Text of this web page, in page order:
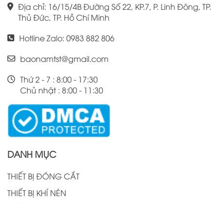
Địa chỉ: 16/15/4B Đường Số 22, KP.7, P. Linh Đông, TP.
Thủ Đức, TP. Hồ Chí Minh
Hotline Zalo: 0983 882 806
baonamtst@gmail.com
Thứ 2 - 7 : 8:00 - 17:30
Chủ nhật : 8:00 - 11:30
DANH MỤC
THIẾT BỊ ĐÓNG CẮT
THIẾT BỊ KHÍ NÉN